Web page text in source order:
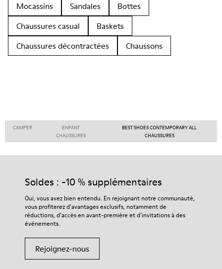
Mocassins
Sandales
Bottes
Chaussures casual
Baskets
Chaussures décontractées
Chaussons
CAMPER
ENFANT
CHAUSSURES
BEST SHOES CONTEMPORARY ALL
CHAUSSURES
Soldes : -10 % supplémentaires
Oui, vous avez bien entendu. En rejoignant notre communauté,
vous profiterez d’avantages exclusifs, notamment de
réductions, d’accès en avant-première et d’invitations à des
événements.
Rejoignez-nous